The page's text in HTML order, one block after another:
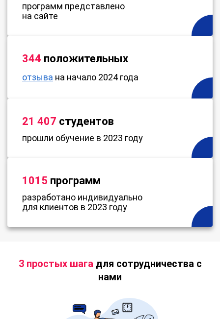
программ представлено
на сайте
344 положительных
отзыва на начало 2024 года
21 407 студентов
прошли обучение в 2023 году
1015 программ
разработано индивидуально
для клиентов в 2023 году
3 простых шагадля сотрудничества с
нами